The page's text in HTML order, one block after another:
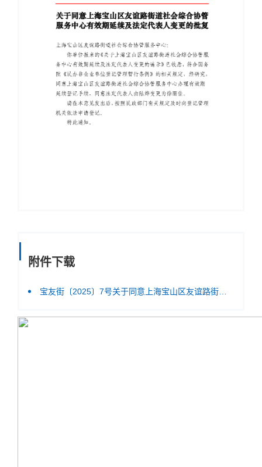
附件下载
宝友街〔2025〕7号关于同意上海宝山区友谊路街道社会综合协管服务中心有效期延续及法定代表人变更的批复.pdf